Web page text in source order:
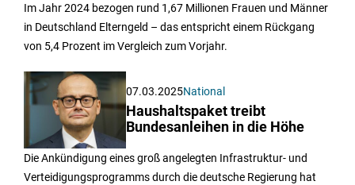
Im Jahr 2024 bezogen rund 1,67 Millionen Frauen und Männer
in Deutschland Elterngeld – das entspricht einem Rückgang
von 5,4 Prozent im Vergleich zum Vorjahr.
07.03.2025National
Haushaltspaket treibt
Bundesanleihen in die Höhe
Die Ankündigung eines groß angelegten Infrastruktur- und
Verteidigungsprogramms durch die deutsche Regierung hat